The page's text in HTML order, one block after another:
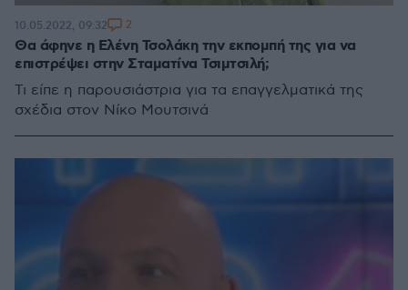
Θα άφηνε η Ελένη Τσολάκη την εκπομπή της για να
επιστρέψει στην Σταματίνα Τσιμτσιλή;
Τι είπε η παρουσιάστρια για τα επαγγελματικά της
σχέδια στον Νίκο Μουτσινά
10.05.2022, 09:32 2